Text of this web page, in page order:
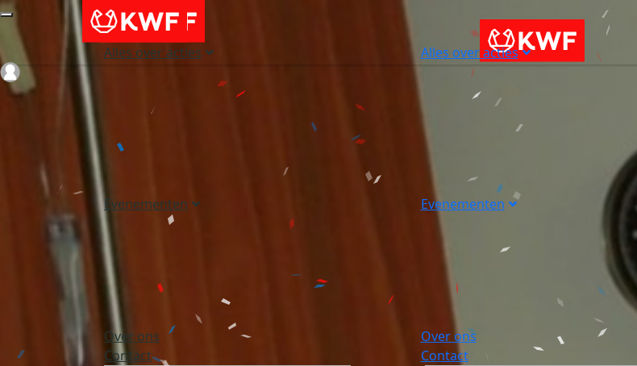
Alles over acties
Evenementen
Over ons
Contact
Alles over acties
Evenementen
Over ons
Contact
Login